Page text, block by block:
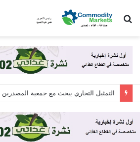
بحث